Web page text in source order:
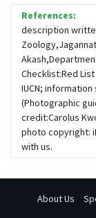
লাজুক
বনরুই
ভোঁদড়
References:
description
Checklist:Red
IUCN;
(Photographic
credit:Carolus
photo copyright:
with us.
About Us